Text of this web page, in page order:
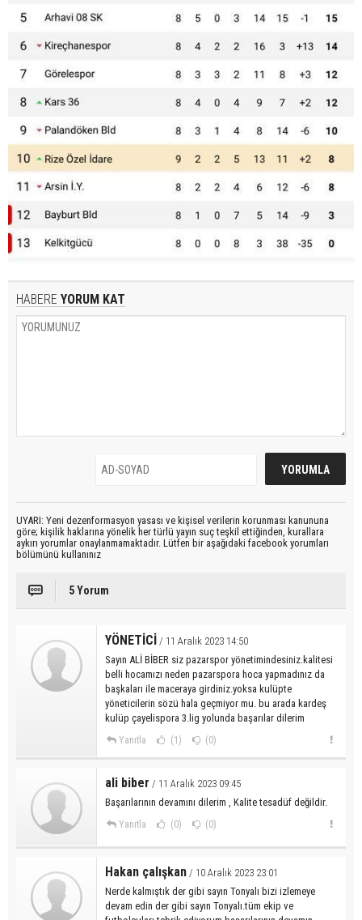
HABERE YORUM KAT
UYARI: Yeni dezenformasyon yasası ve kişisel verilerin korunması kanununa
göre; kişilik haklarına yönelik her türlü yayın suç teşkil ettiğinden, kurallara
aykırı yorumlar onaylanmamaktadır. Lütfen bir aşağıdaki facebook yorumları
bölümünü kullanınız
5 Yorum
YÖNETİCİ / 11 Aralık 2023 14:50
Sayın ALİ BİBER siz pazarspor yönetimindesiniz.kalitesi
belli hocamızı neden pazarspora hoca yapmadınız da
başkaları ile maceraya girdiniz.yoksa kulüpte
yöneticilerin sözü hala geçmiyor mu. bu arada kardeş
kulüp çayelispora 3.lig yolunda başarılar dilerim
Yanıtla (1) (0)
ali biber / 11 Aralık 2023 09:45
Başarılarının devamını dilerim , Kalite tesadüf değildir.
Yanıtla (0) (0)
Hakan çalışkan / 10 Aralık 2023 23:01
Nerde kalmıştık der gibi sayın Tonyalı bizi izlemeye
devam edin der gibi sayın Tonyalı.tüm ekip ve